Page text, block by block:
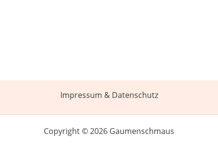
Impressum & Datenschutz
Copyright © 2026 Gaumenschmaus